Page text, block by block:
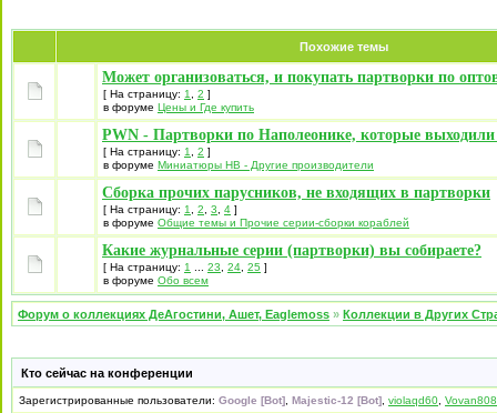
Похожие темы
Может организоваться, и покупать партворки по
[ На страницу: 1 2 ]
в форуме Цены и Где купить
PWN - Партворки по Наполеонике, которые выходили
[ На страницу: 1 2 ]
в форуме Миниатюры НВ - Другие производители
Сборка прочих парусников, не входящих в партворки
[ На страницу: 1 2 3 4 ]
в форуме Общие темы и Прочие серии-сборки кораблей
Какие журнальные серии (партворки) вы собираете?
[ На страницу: 1 23 24 25 ]
в форуме Обо всем
Форум о коллекциях ДеАгостини, Ашет, Eaglemoss » Коллекции в Других
Кто сейчас на конференции
Зарегистрированные пользователи: Google [Bot] Majestic-12 [Bot] violaqd60